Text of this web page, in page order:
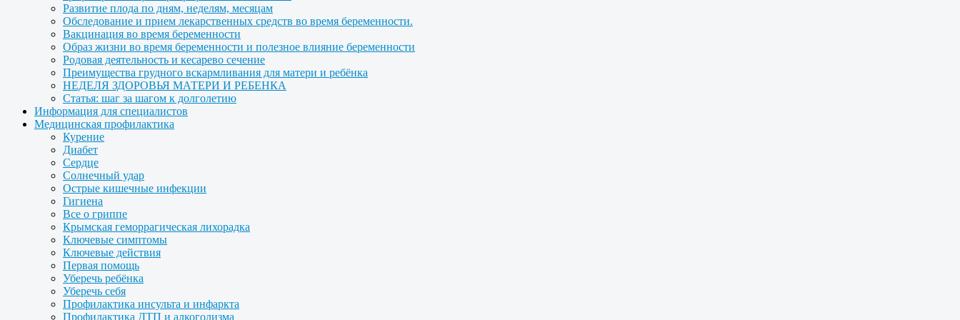
Развитие плода по дням, неделям, месяцам
Обследование и прием лекарственных средств во время беременности.
Вакцинация во время беременности
Образ жизни во время беременности и полезное влияние беременности
Родовая деятельность и кесарево сечение
Преимущества грудного вскармливания для матери и ребёнка
НЕДЕЛЯ ЗДОРОВЬЯ МАТЕРИ И РЕБЕНКА
Статья: шаг за шагом к долголетию
Информация для специалистов
Медицинская профилактика
Курение
Диабет
Сердце
Солнечный удар
Острые кишечные инфекции
Гигиена
Все о гриппе
Крымская геморрагическая лихорадка
Ключевые симптомы
Ключевые действия
Первая помощь
Уберечь ребёнка
Уберечь себя
Профилактика инсульта и инфаркта
Профилактика ДТП и алкоголизма